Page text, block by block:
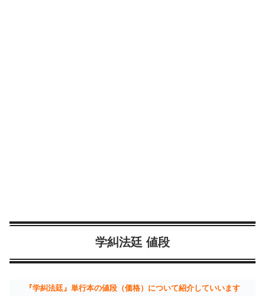
学糾法廷 値段
『学糾法廷』単行本の値段（価格）について紹介していいます